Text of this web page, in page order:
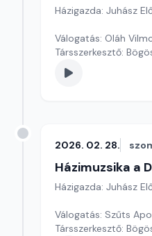
Házigazda: Juhász
Válogatás: Oláh
Társszerkesztő:
2026. 02. 28.
Házimuzsika a
Házigazda: Juhász
Válogatás: Szűts
Társszerkesztő: